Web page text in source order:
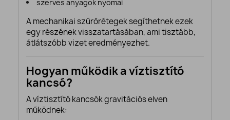
szerves anyagok nyomai
A mechanikai szűrőrétegek segíthetnek ezek
egy részének visszatartásában, ami tisztább,
átlátszóbb vizet eredményezhet.
Hogyan működik a víztisztító
kancsó?
A víztisztító kancsók gravitációs elven
működnek: